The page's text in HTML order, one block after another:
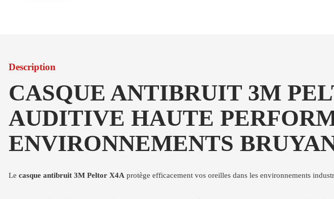
Description
CASQUE ANTIBRUIT 3M
AUDITIVE HAUTE
ENVIRONNEMENTS
Le casque antibruit 3M Peltor X4A protège efficacement vos oreilles dans les environnements